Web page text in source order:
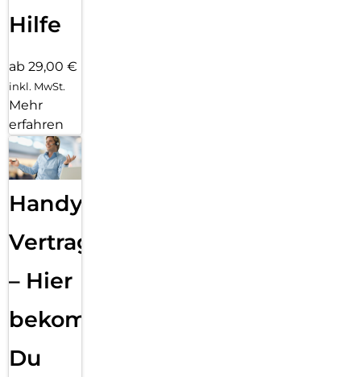
Hilfe
ab 29,00 €
inkl. MwSt.
Mehr
erfahren
Handy
Vertragsabwicklung
– Hier
bekommst
Du